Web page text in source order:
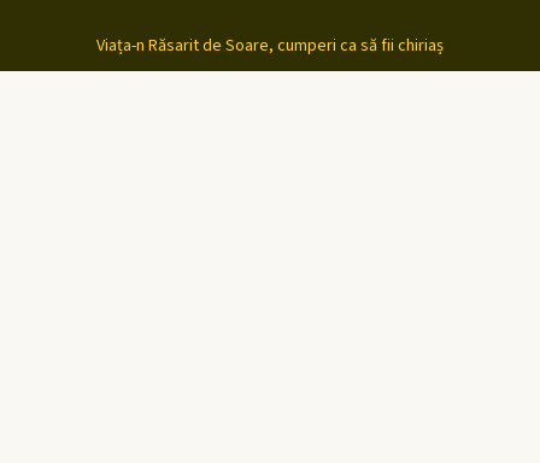
Viața-n Răsarit de Soare, cumperi ca să fii chiriaș